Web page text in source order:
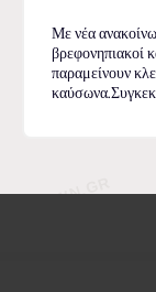
Με νέα
βρεφονηπιακοί
παραμείνουν